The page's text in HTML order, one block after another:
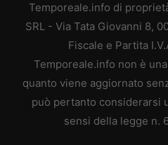
Temporeale.info di
SRL - Via Tata Giovanni 8,
Fiscale e Partita
Temporeale.info non è
quanto viene aggiornato
può pertanto considerarsi
sensi della legge n.